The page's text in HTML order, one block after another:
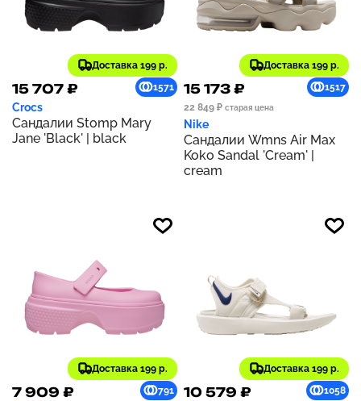
Доставка 199 р.
15 707 ₽ 1571
Crocs
Сандалии Stomp Mary
Jane 'Black' | black
Доставка 199 р.
15 173 ₽
1517
22 849 ₽ старая цена
Nike
Сандалии Wmns Air Max
Koko Sandal 'Cream' |
cream
Доставка 199 р.
7 909 ₽ 791
Доставка 199 р.
10 579 ₽ 1058